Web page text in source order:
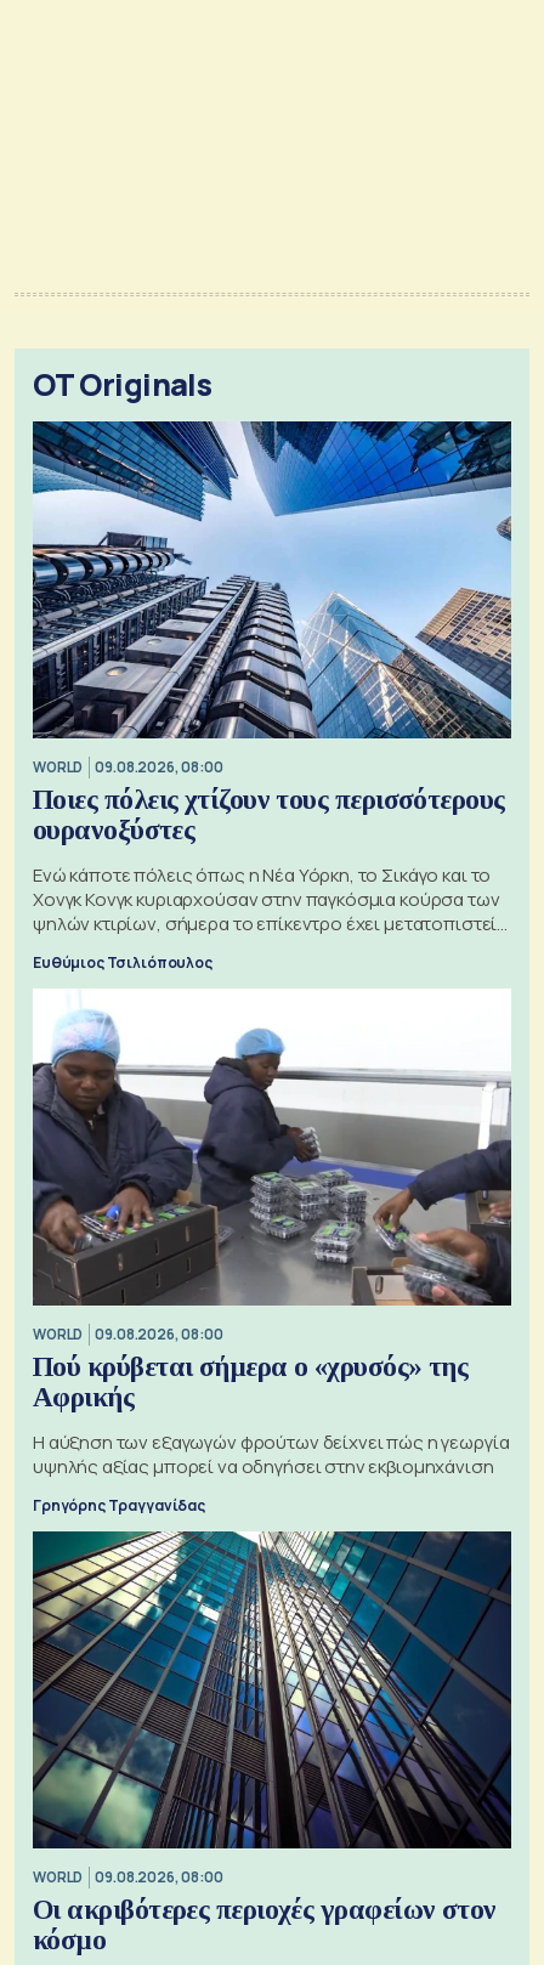
OT Originals
WORLD 09.08.2026, 08:00
Ποιες πόλεις χτίζουν τους περισσότερους
ουρανοξύστες
Ενώ κάποτε πόλεις όπως η Νέα Υόρκη, το Σικάγο και το
Χονγκ Κονγκ κυριαρχούσαν στην παγκόσμια κούρσα των
ψηλών κτιρίων, σήμερα το επίκεντρο έχει μετατοπιστεί
Ευθύμιος Τσιλιόπουλος
WORLD 09.08.2026, 08:00
Πού κρύβεται σήμερα ο «χρυσός» της
Αφρικής
Η αύξηση των εξαγωγών φρούτων δείχνει πώς η γεωργία
υψηλής αξίας μπορεί να οδηγήσει στην εκβιομηχάνιση
Γρηγόρης Τραγγανίδας
WORLD 09.08.2026, 08:00
Οι ακριβότερες περιοχές γραφείων στον
κόσμο